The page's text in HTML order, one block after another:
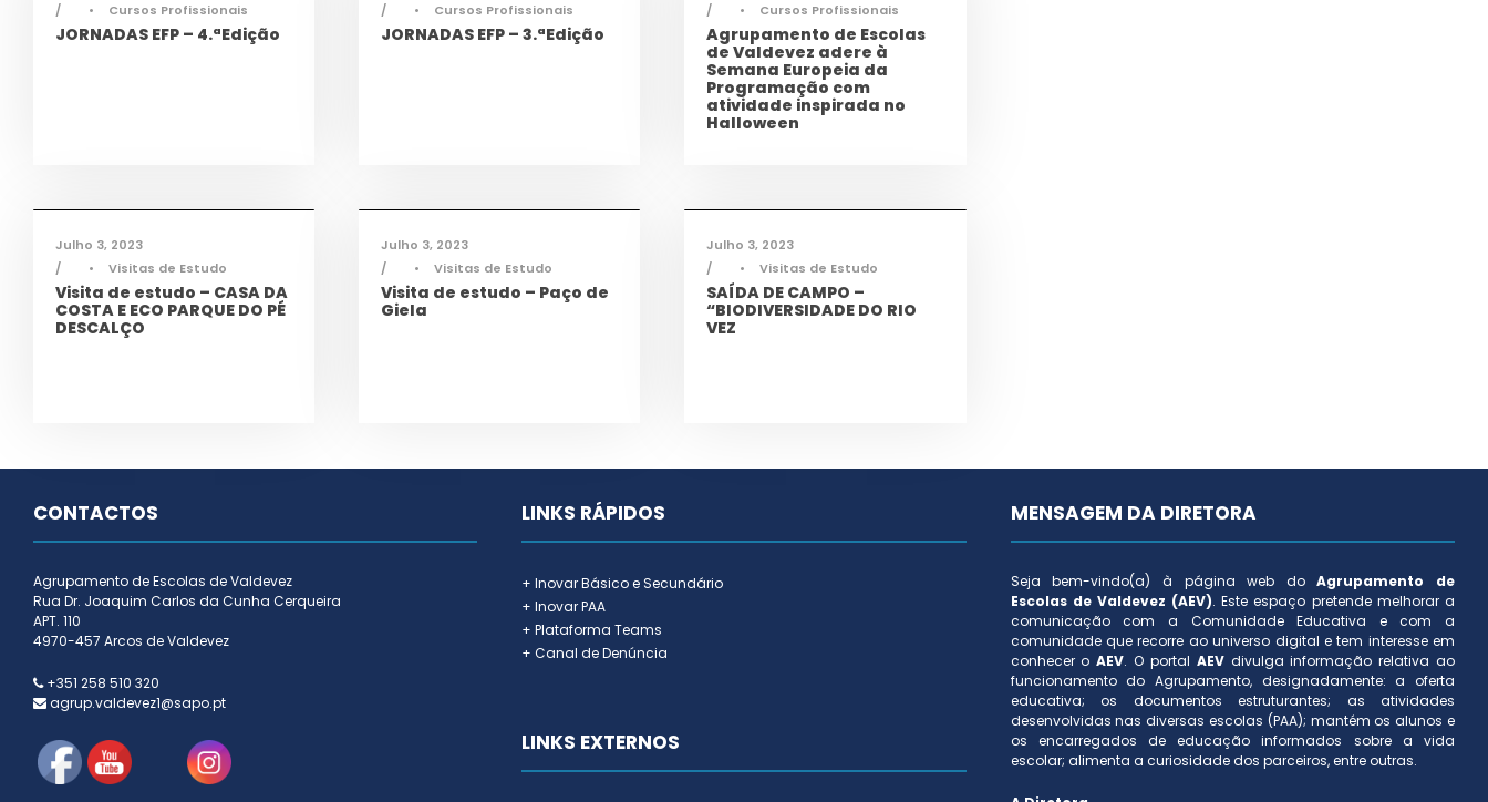
•
Cursos Profissionais
JORNADAS EFP – 4.ªEdição
•
Cursos Profissionais
JORNADAS EFP – 3.ªEdição
•
Cursos Profissionais
Agrupamento de Escolas
de Valdevez adere à
Semana Europeia da
Programação com
atividade inspirada no
Halloween
Julho 3, 2023
•
Visitas de Estudo
Visita de estudo – CASA DA
COSTA E ECO PARQUE DO PÉ
DESCALÇO
Julho 3, 2023
•
Visitas de Estudo
Visita de estudo – Paço de
Giela
Julho 3, 2023
•
Visitas de Estudo
SAÍDA DE CAMPO –
“BIODIVERSIDADE DO RIO
VEZ
CONTACTOS
Agrupamento de Escolas de Valdevez
Rua Dr. Joaquim Carlos da Cunha Cerqueira
APT. 110
4970-457 Arcos de Valdevez
+351 258 510 320
agrup.valdevez1@sapo.pt
LINKS RÁPIDOS
+ Inovar Básico e Secundário
+ Inovar PAA
+ Plataforma Teams
+ Canal de Denúncia
LINKS EXTERNOS
MENSAGEM DA DIRETORA
Seja bem-vindo(a) à página web doAgrupamento de
Escolas de Valdevez (AEV). Este espaço pretende melhorar a
comunicação com a Comunidade Educativa e com a
comunidade que recorre ao universo digital e tem interesse em
conhecer oAEV. O portal AEVdivulga informação relativa ao
funcionamento do Agrupamento, designadamente: a oferta
educativa; os documentos estruturantes; as atividades
desenvolvidas nas diversas escolas (PAA); mantém os alunos e
os encarregados de educação informados sobre a vida
escolar; alimenta a curiosidade dos parceiros, entre outras.